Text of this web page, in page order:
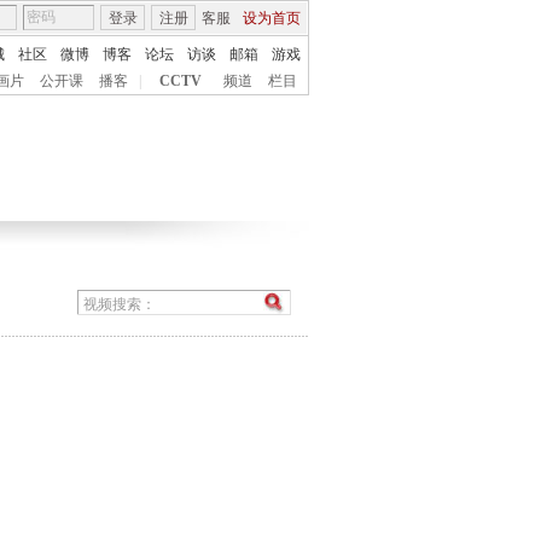
客服 设为首页
登录 注册
社区 微博 博客 论坛 访谈 邮箱
游戏
片
公开课 播客 CCTV 频道 栏目